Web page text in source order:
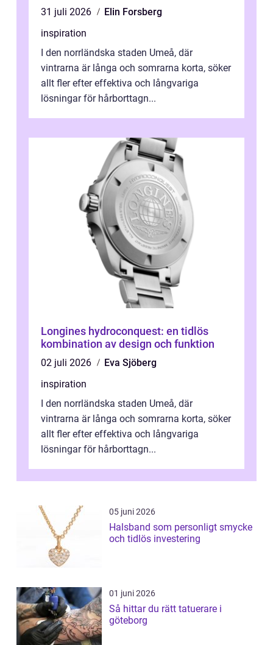
31 juli 2026
Elin Forsberg
inspiration
I den norrländska staden Umeå, där
vintrarna är långa och somrarna korta, söker
allt fler efter effektiva och långvariga
lösningar för hårborttagn...
Longines hydroconquest: en tidlös
kombination av design och funktion
02 juli 2026
Eva Sjöberg
inspiration
I den norrländska staden Umeå, där
vintrarna är långa och somrarna korta, söker
allt fler efter effektiva och långvariga
lösningar för hårborttagn...
05 juni 2026
Halsband som personligt smycke
och tidlös investering
01 juni 2026
Så hittar du rätt tatuerare i
göteborg